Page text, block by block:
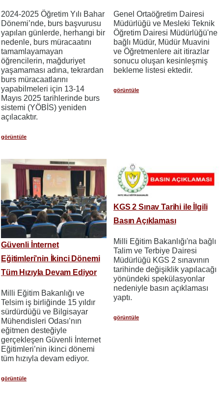
2024-2025 Öğretim Yılı Bahar
Dönemi’nde, burs başvurusu
yapılan günlerde, herhangi bir
nedenle, burs müracaatını
tamamlayamayan
öğrencilerin, mağduriyet
yaşamaması adına, tekrardan
burs müracaatlarını
yapabilmeleri için 13-14
Mayıs 2025 tarihlerinde burs
sistemi (YÖBİS) yeniden
açılacaktır.
görüntüle
Genel Ortaöğretim Dairesi
Müdürlüğü ve Mesleki Teknik
Öğretim Dairesi Müdürlüğü'ne
bağlı Müdür, Müdür Muavini
ve Öğretmenlere ait itirazlar
sonucu oluşan kesinleşmiş
bekleme listesi ektedir.
görüntüle
Güvenli İnternet
Eğitimleri’nin İkinci Dönemi
Tüm Hızıyla Devam Ediyor
Milli Eğitim Bakanlığı ve
Telsim iş birliğinde 15 yıldır
sürdürdüğü ve Bilgisayar
Mühendisleri Odası’nın
eğitmen desteğiyle
gerçekleşen Güvenli İnternet
Eğitimleri’nin ikinci dönemi
tüm hızıyla devam ediyor.
görüntüle
KGS 2 Sınav Tarihi ile İlgili
Basın Açıklaması
Milli Eğitim Bakanlığı'na bağlı
Talim ve Terbiye Dairesi
Müdürlüğü KGS 2 sınavının
tarihinde değişiklik yapılacağı
yönündeki spekülasyonlar
nedeniyle basın açıklaması
yaptı.
görüntüle